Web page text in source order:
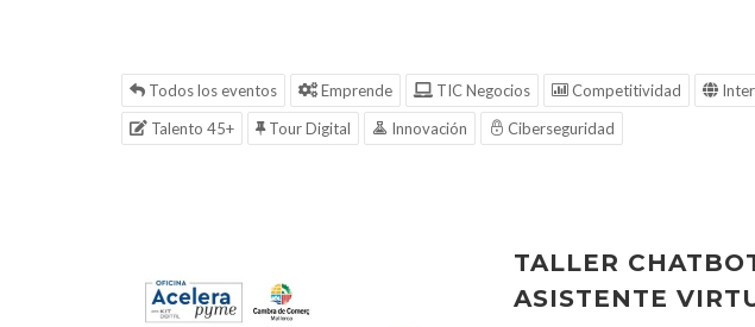
Todos los eventos Emprende TIC Negocios Competitividad
Talento 45+
Tour Digital Innovación Ciberseguridad
TALLER
ASISTENTE